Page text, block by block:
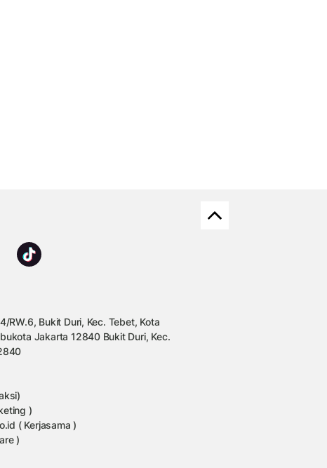
RW.6, Bukit Duri, Kec. Tebet, Kota
Jakarta 12840 Bukit Duri, Kec.
)
( Kerjasama )
)